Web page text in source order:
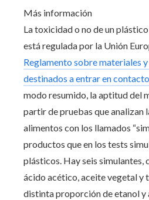
Más información
La toxicidad o no de un
está regulada por la Unión
Reglamento sobre materiales
destinados a entrar en
modo resumido, la aptitud del
partir de pruebas que analizan
alimentos con los llamados
productos que en los tests
plásticos. Hay seis simulantes,
ácido acético, aceite vegetal y
distinta proporción de etanol y